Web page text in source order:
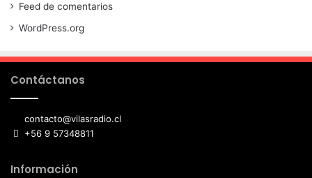
Feed de comentarios
WordPress.org
Contáctanos
contacto@vilasradio.cl
+56 9 57348811
Información